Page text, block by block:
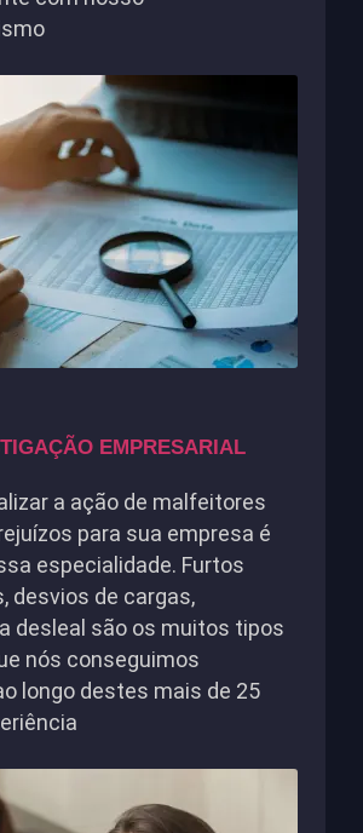
EMPRESARIAL
a ação de malfeitores
para sua empresa é
especialidade. Furtos
desvios de cargas,
desleal são os muitos tipos
nós conseguimos
longo destes mais de 25